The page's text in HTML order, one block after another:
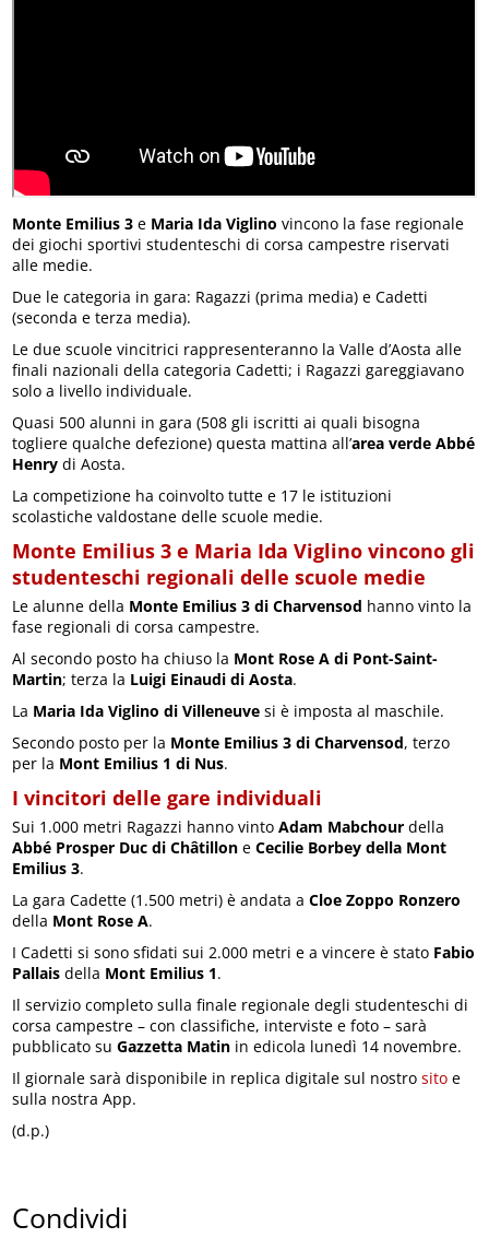
Monte Emilius 3 e Maria Ida Viglino vincono la fase regionale
dei giochi sportivi studenteschi di corsa campestre riservati
alle medie.
Due le categoria in gara: Ragazzi (prima media) e Cadetti
(seconda e terza media).
Le due scuole vincitrici rappresenteranno la Valle d’Aosta alle
finali nazionali della categoria Cadetti; i Ragazzi gareggiavano
solo a livello individuale.
Quasi 500 alunni in gara (508 gli iscritti ai quali bisogna
togliere qualche defezione) questa mattina all’area verde Abbé
Henrydi Aosta.
La competizione ha coinvolto tutte e 17 le istituzioni
scolastiche valdostane delle scuole medie.
Monte Emilius 3 e Maria Ida Viglino vincono gli
studenteschi regionali delle scuole medie
Le alunne della Monte Emilius 3 di Charvensod hanno vinto la
fase regionali di corsa campestre.
Al secondo posto ha chiuso la Mont Rose A di Pont-Saint-
Martin; terza la Luigi Einaudi di Aosta.
La Maria Ida Viglino di Villeneuve si è imposta al maschile.
Secondo posto per la Monte Emilius 3 di Charvensod, terzo
per la Mont Emilius 1 di Nus.
I vincitori delle gare individuali
Sui 1.000 metri Ragazzi hanno vintoAdam Mabchour della
Abbé Prosper Duc di Châtillon eCecilie Borbey della Mont
Emilius 3.
La gara Cadette (1.500 metri) è andata aCloe Zoppo Ronzero
della Mont Rose A.
I Cadetti si sono sfidati sui 2.000 metri e a vincere è stato Fabio
Pallais della Mont Emilius 1.
Il servizio completo sulla finale regionale degli studenteschi di
corsa campestre – con classifiche, interviste e foto – sarà
pubblicato suGazzetta Matin in edicola lunedì 14 novembre.
Il giornale sarà disponibile in replica digitale sul nostrosito e
sulla nostra App.
(d.p.)
Condividi